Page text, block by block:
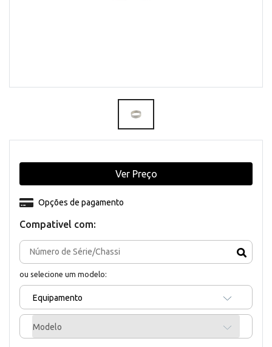
Compativel com:
ou selecione um modelo:
Equipamento
Modelo
Opções de pagamento
Ver Preço